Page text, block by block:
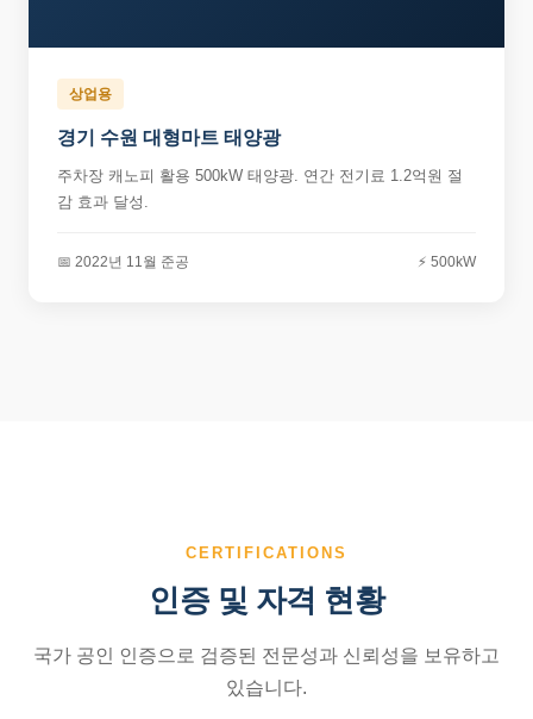
상업용
경기 수원 대형마트 태양광
주차장 캐노피 활용 500kW 태양광. 연간 전기료 1.2억원 절
감 효과 달성.
📅 2022년 11월 준공 ⚡ 500kW
CERTIFICATIONS
인증 및 자격 현황
국가 공인 인증으로 검증된 전문성과 신뢰성을 보유하고
있습니다.